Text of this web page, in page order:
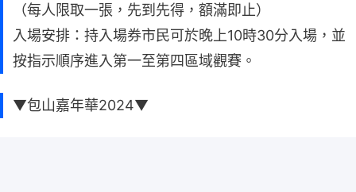
（每人限取一張，先到先得，額滿即止）
入場安排：持入場券市民可於晚上10時30分入場，並
按指示順序進入第一至第四區域觀賽。
▼包山嘉年華2024▼